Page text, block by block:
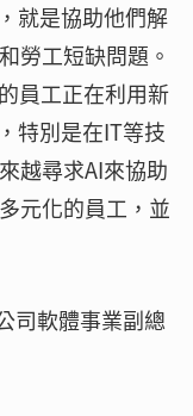
就是協助他們解
勞工短缺問題。
員工正在利用新
特別是在IT等技
越尋求AI來協助
元化的員工，並
司軟體事業副總